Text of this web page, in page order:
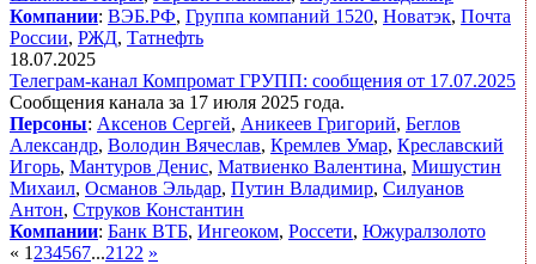
Компании: ВЭБ.РФ, Группа компаний 1520, Новатэк, Почта
России, РЖД, Татнефть
18.07.2025
Телеграм-канал Компромат ГРУПП: сообщения от 17.07.2025
Сообщения канала за 17 июля 2025 года.
Персоны: Аксенов Сергей, Аникеев Григорий, Беглов
Александр, Володин Вячеслав, Кремлев Умар, Креславский
Игорь, Мантуров Денис, Матвиенко Валентина, Мишустин
Михаил, Османов Эльдар, Путин Владимир, Силуанов
Антон, Струков Константин
Компании: Банк ВТБ, Ингеоком, Россети, Южуралзолото
« 1 234567...21 22 »